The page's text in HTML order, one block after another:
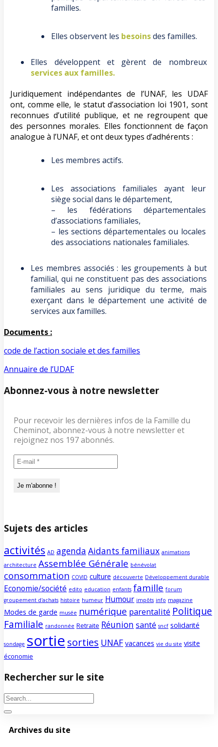
familles.
Elles observent les besoinsdes familles.
Elles développent et gèrent de nombreux
services aux familles.
Juridiquement indépendantes de l’UNAF, les UDAF
ont, comme elle, le statut d’association loi 1901, sont
reconnues d’utilité publique, et ne regroupent que
des personnes morales. Elles fonctionnent de façon
analogue à l’UNAF, et ont deux types d’adhérents :
Les membres actifs.
Les associations familiales ayant leur
siège social dans le département,
– les fédérations départementales
d’associations familiales,
– les sections départementales ou locales
des associations nationales familiales.
Les membres associés : les groupements à but
familial, qui ne constituent pas des associations
familiales au sens juridique du terme, mais
exerçant dans le département une activité de
services aux familles.
Documents :
code de l’action sociale et des familles
Annuaire de l’UDAF
Abonnez-vous à notre newsletter
Pour recevoir les dernières infos de la Famille du
Cheminot, abonnez-vous à notre newsletter et
rejoignez nos 197 abonnés.
Sujets des articles
activités AD agenda Aidants familiaux animations
architecture Assemblée Générale bénévolat
consommation COVID culture découverte Développement durable
Economie/société edito education enfants famille forum
groupement d'achats histoire humeur Humour impôts info magazine
Modes de garde musée numérique parentalité Politique
Familiale randonnée Retraite Réunion santé sncf solidarité
sondage sortie sorties UNAF vacances vie du site visite
économie
Rechercher sur le site
Archives du site